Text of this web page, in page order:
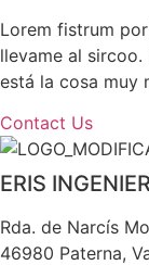
Lorem fistrum
llevame al
está la cosa muy
Contact Us
ERIS
Rda. de Narcís
46980 Paterna,